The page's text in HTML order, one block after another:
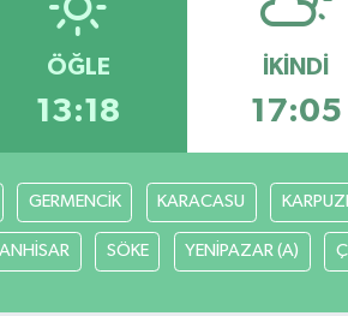
ÖĞLE
13:18
İKINDI
17:05
GERMENCİK KARACASU
SÖKE YENİPAZAR (A)